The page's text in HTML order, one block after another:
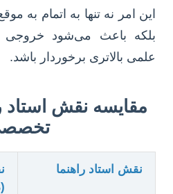
این امر نه تنها به اتمام به
بلکه باعث می‌شود خروجی
علمی بالاتری برخوردار باشد.
مقایسه نقش استاد
نقش استاد راهنما